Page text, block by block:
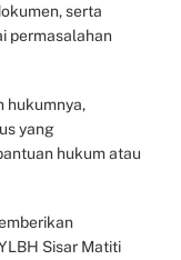
serta
permasalahan
hukumnya,
yang
hukum atau
Sisar Matiti